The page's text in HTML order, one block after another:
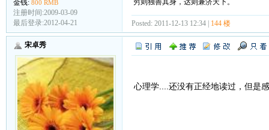
金钱: 800 RMB
注册时间:2009-03-09
最后登录:2012-04-21
Posted: 2011-12-13 12:34 | 144 楼
宋卓秀
心理学....还没有正经地读过，但是